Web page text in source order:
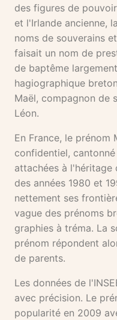
des figures de
et l'Irlande ancienne,
noms de souverains
faisait un nom de
de baptême
hagiographique
Maël, compagnon de
Léon.
En France, le prénom
confidentiel,
attachées à
des années 1980 et
nettement ses
vague des prénoms
graphies à tréma. La
prénom répondent
de parents.
Les données de
avec précision. Le
popularité en 2009